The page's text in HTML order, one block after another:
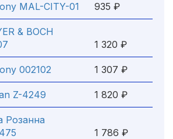
MAL-CITY-01 935 ₽
& BOCH
1 320 ₽
002102 1 307 ₽
Z-4249 1 820 ₽
Розанна
1 786 ₽